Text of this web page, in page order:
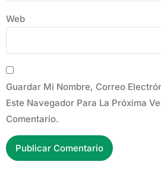
Web
Guardar Mi Nombre, Correo
Este Navegador Para La Próxima
Comentario.